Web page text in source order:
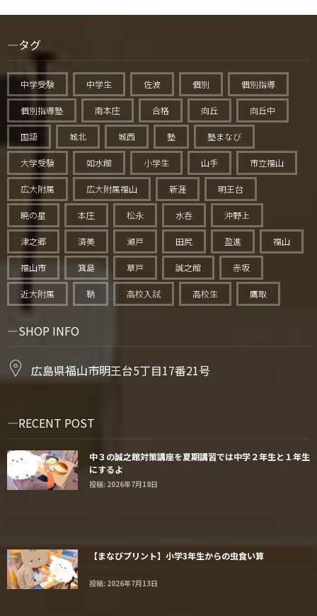
タグ
中学受験 中学生 佐波 個別 個別指導
個別指導塾 南本庄 合格 向丘 向丘中
国語 城北 城西 塾 塾まなび
大学受験 如水館 小学生 山手 市立福山
広大附属 広大附属福山 新涯 明王台
暁の星 本庄 松永 水呑 沖野上
津之郷 済美 瀬戸 田尻 盈進 福山
福山市 箕島 草戸 誠之館 赤坂
近大附属 鞆 高校入試 高校生 鷹取
SHOP INFO
広島県福山市明王台5丁目17番21号
RECENT POST
中３の誠之館対策講座を夏期講習では中学２年生と１年生
にするよ
投稿: 2026年7月18日
【まなびプリント】小学3年生からの虫食い算
投稿: 2026年7月13日